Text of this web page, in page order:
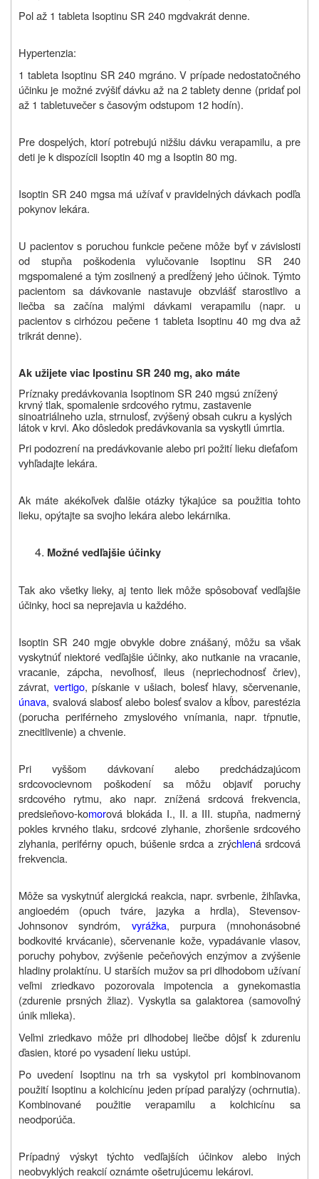
Pol až 1 tableta Isoptinu SR 240 mgdvakrát denne.
Hypertenzia:
1 tableta Isoptinu SR 240 mgráno. V prípade nedostatočného
účinku je možné zvýšiť dávku až na 2 tablety denne (pridať pol
až 1 tabletuvečer s časovým odstupom 12 hodín).
Pre dospelých, ktorí potrebujú nižšiu dávku verapamilu, a pre
deti je k dispozícii Isoptin 40 mg a Isoptin 80 mg.
Isoptin SR240 mgsa má užívať v pravidelných dávkach podľa
pokynov lekára.
U pacientov s poruchou funkcie pečene môže byť v závislosti
od stupňa poškodenia vylučovanie Isoptinu SR 240
mgspomalené a tým zosilnený a predĺžený jeho účinok. Týmto
pacientom sa dávkovanie nastavuje obzvlášť starostlivo a
liečba sa začína malými dávkami verapamilu (napr. u
pacientov s cirhózou pečene 1 tableta Isoptinu 40 mg dva až
trikrát denne).
Ak užijete viac Ipostinu SR 240 mg, ako máte
Príznaky predávkovania Isoptinom SR 240 mgsú znížený
krvný tlak, spomalenie srdcového rytmu, zastavenie
sinoatriálneho uzla, strnulosť, zvýšený obsah cukru a kyslých
látok v krvi. Ako dôsledok predávkovania sa vyskytli úmrtia.
Pri podozrení na predávkovanie alebo pri požití lieku dieťaťom
vyhľadajte lekára.
Ak máte akékoľvek ďalšie otázky týkajúce sa použitia tohto
lieku, opýtajte sa svojho lekára alebo lekárnika.
Možné vedľajšie účinky
Tak ako všetky lieky, aj tento liek môže spôsobovať vedľajšie
účinky, hoci sa neprejavia u každého.
Isoptin SR 240 mgje obvykle dobre znášaný, môžu sa však
vyskytnúť niektoré vedľajšie účinky, ako nutkanie na vracanie,
vracanie, zápcha, nevoľnosť, ileus (nepriechodnosť čriev),
závrat, vertigo, pískanie v ušiach, bolesť hlavy, sčervenanie,
únava, svalová slabosť alebo bolesť svalov a kĺbov, parestézia
(porucha periférneho zmyslového vnímania, napr. tŕpnutie,
znecitlivenie) a chvenie.
Pri vyššom dávkovaní alebo predchádzajúcom
srdcovocievnom poškodení sa môžu objaviť poruchy
srdcového rytmu, ako napr. znížená srdcová frekvencia,
predsieňovo-komorová blokáda I., II. a III. stupňa, nadmerný
pokles krvného tlaku, srdcové zlyhanie, zhoršenie srdcového
zlyhania, periférny opuch, búšenie srdca a zrýchlená srdcová
frekvencia.
Môže sa vyskytnúť alergická reakcia, napr. svrbenie, žihľavka,
angioedém (opuch tváre, jazyka a hrdla), Stevensov-
Johnsonov syndróm, vyrážka, purpura (mnohonásobné
bodkovité krvácanie), sčervenanie kože, vypadávanie vlasov,
poruchy pohybov, zvýšenie pečeňových enzýmov a zvýšenie
hladiny prolaktínu. U starších mužov sa pri dlhodobom užívaní
veľmi zriedkavo pozorovala impotencia a gynekomastia
(zdurenie prsných žliaz). Vyskytla sa galaktorea (samovoľný
únik mlieka).
Veľmi zriedkavo môže pri dlhodobej liečbe dôjsť k zdureniu
ďasien, ktoré po vysadení lieku ustúpi.
Po uvedení Isoptinu na trh sa vyskytol pri kombinovanom
použití Isoptinu a kolchicínu jeden prípad paralýzy (ochrnutia).
Kombinované použitie verapamilu a kolchicínu sa
neodporúča.
Prípadný výskyt týchto vedľajších účinkov alebo iných
neobvyklých reakcií oznámte ošetrujúcemu lekárovi.